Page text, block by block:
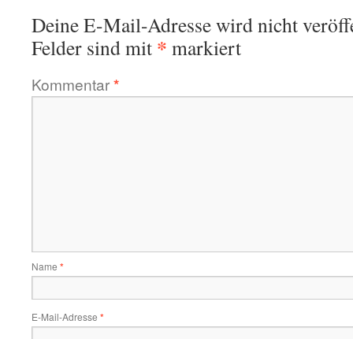
Deine E-Mail-Adresse wird nicht
Felder sind mit * markiert
Kommentar*
Name *
E-Mail-Adresse *